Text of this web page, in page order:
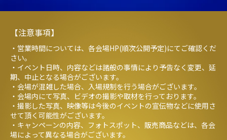
【注意事項】
・営業時間については、各会場HP(順次公開予定)にてご確認くだ
さい。
・イベント日時、内容などは諸般の事情により予告なく変更、延
期、中止となる場合がございます。
・会場が混雑した場合、入場規制を行う場合がございます。
・会場内にて写真、ビデオの撮影や取材を行っております。
・撮影した写真、映像等は今後のイベントの宣伝物などに使用さ
せて頂く可能性がございます。
・キャンペーンの内容、フォトスポット、販売商品などは、各会
場によって異なる場合がございます。